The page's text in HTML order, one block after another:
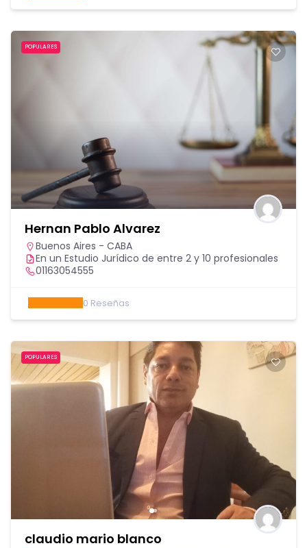
POPULARES
Hernan Pablo Alvarez
Buenos Aires - CABA
En un Estudio Jurídico de entre 2 y 10 profesionales
01163054555
0 Reseñas
POPULARES
claudio mario blanco